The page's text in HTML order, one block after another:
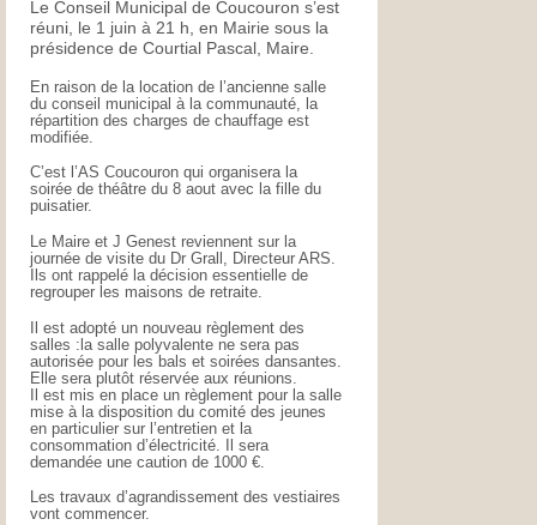
Le Conseil Municipal de Coucouron s’est
réuni, le 1 juin à 21 h, en Mairie sous la
présidence de Courtial Pascal, Maire.
En raison de la location de l’ancienne salle
du conseil municipal à la communauté, la
répartition des charges de chauffage est
modifiée.
C’est l’AS Coucouron qui organisera la
soirée de théâtre du 8 aout avec la fille du
puisatier.
Le Maire et J Genest reviennent sur la
journée de visite du Dr Grall, Directeur ARS.
Ils ont rappelé la décision essentielle de
regrouper les maisons de retraite.
Il est adopté un nouveau règlement des
salles :la salle polyvalente ne sera pas
autorisée pour les bals et soirées dansantes.
Elle sera plutôt réservée aux réunions.
Il est mis en place un règlement pour la salle
mise à la disposition du comité des jeunes
en particulier sur l’entretien et la
consommation d’électricité. Il sera
demandée une caution de 1000 €.
Les travaux d’agrandissement des vestiaires
vont commencer.